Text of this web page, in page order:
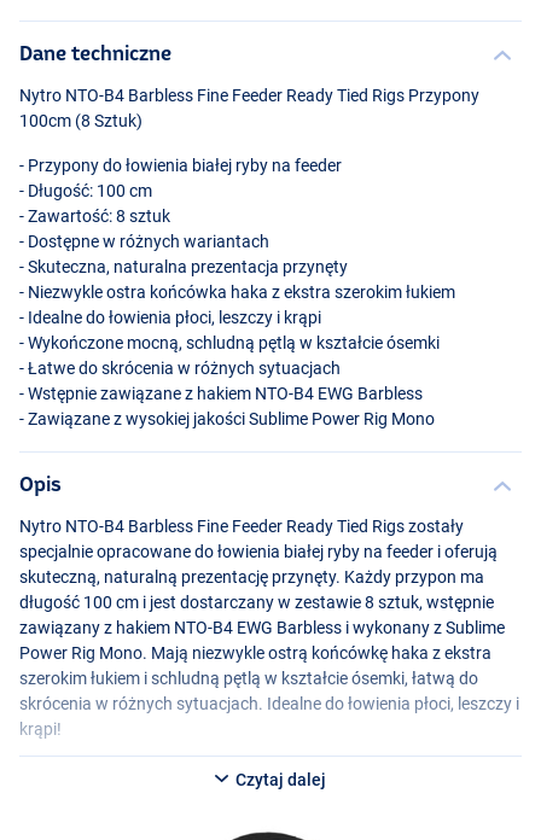
Dane techniczne
Nytro NTO-B4 Barbless Fine Feeder Ready Tied Rigs Przypony
100cm (8 Sztuk)
- Przypony do łowienia białej ryby na feeder
- Długość: 100 cm
- Zawartość: 8 sztuk
- Dostępne w różnych wariantach
- Skuteczna, naturalna prezentacja przynęty
- Niezwykle ostra końcówka haka z ekstra szerokim łukiem
- Idealne do łowienia płoci, leszczy i krąpi
- Wykończone mocną, schludną pętlą w kształcie ósemki
- Łatwe do skrócenia w różnych sytuacjach
- Wstępnie zawiązane z hakiem NTO-B4 EWG Barbless
- Zawiązane z wysokiej jakości Sublime Power Rig Mono
Opis
Nytro NTO-B4 Barbless Fine Feeder Ready Tied Rigs zostały
specjalnie opracowane do łowienia białej ryby na feeder i oferują
skuteczną, naturalną prezentację przynęty. Każdy przypon ma
długość 100 cm i jest dostarczany w zestawie 8 sztuk, wstępnie
zawiązany z hakiem NTO-B4 EWG Barbless i wykonany z Sublime
Power Rig Mono. Mają niezwykle ostrą końcówkę haka z ekstra
szerokim łukiem i schludną pętlą w kształcie ósemki, łatwą do
skrócenia w różnych sytuacjach. Idealne do łowienia płoci, leszczy i
krąpi!
Czytaj dalej